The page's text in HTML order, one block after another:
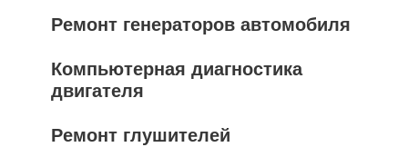
Ремонт генераторов автомобиля
Компьютерная диагностика
двигателя
Ремонт глушителей